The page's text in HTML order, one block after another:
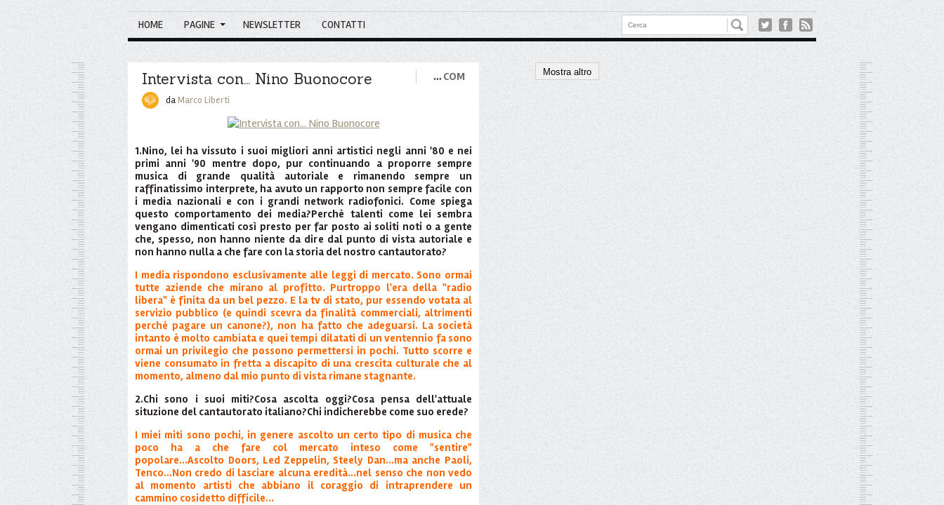
HOME PAGINE NEWSLETTER CONTATTI
Intervista con... Nino Buonocore … COM
daMarco Liberti
1.Nino, lei ha vissuto i suoi migliori anni artistici negli anni '80 e nei
primi anni '90 mentre dopo, pur continuando a proporre sempre
musica di grande qualità autoriale e rimanendo sempre un
raffinatissimo interprete, ha avuto un rapporto non sempre facile con
i media nazionali e con i grandi network radiofonici. Come spiega
questo comportamento dei media?Perchè talenti come lei sembra
vengano dimenticati così presto per far posto ai soliti noti o a gente
che, spesso, non hanno niente da dire dal punto di vista autoriale e
non hanno nulla a che fare con la storia del nostro cantautorato?
I media rispondono esclusivamente alle leggi di mercato. Sono ormai
tutte aziende che mirano al profitto. Purtroppo l'era della "radio
libera" è finita da un bel pezzo. E la tv di stato, pur essendo votata al
servizio pubblico (e quindi scevra da finalità commerciali, altrimenti
perché pagare un canone?), non ha fatto che adeguarsi. La società
intanto è molto cambiata e quei tempi dilatati di un ventennio fa sono
ormai un privilegio che possono permettersi in pochi. Tutto scorre e
viene consumato in fretta a discapito di una crescita culturale che al
momento, almeno dal mio punto di vista rimane stagnante.
2.Chi sono i suoi miti?Cosa ascolta oggi?Cosa pensa dell'attuale
situzione del cantautorato italiano?Chi indicherebbe come suo erede?
I miei miti sono pochi, in genere ascolto un certo tipo di musica che
poco ha a che fare col mercato inteso come "sentire"
popolare...Ascolto Doors, Led Zeppelin, Steely Dan...ma anche Paoli,
Tenco...Non credo di lasciare alcuna eredità...nel senso che non vedo
al momento artisti che abbiano il coraggio di intraprendere un
cammino cosidetto difficile...
Mostra altro